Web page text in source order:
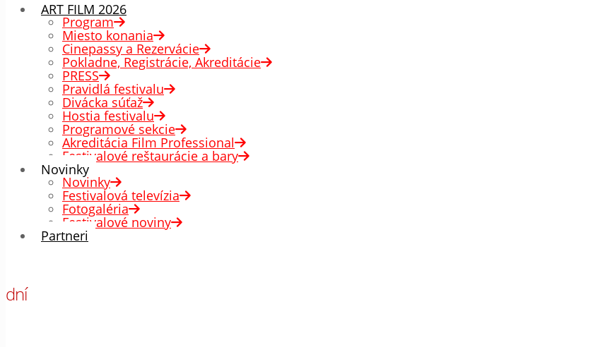
ART FILM 2026
Program
Miesto konania
Cinepassy a Rezervácie
Pokladne, Registrácie, Akreditácie
PRESS
Pravidlá festivalu
Divácka súťaž
Hostia festivalu
Programové sekcie
Akreditácia Film Professional
Festivalové reštaurácie a bary
Novinky
Novinky
Festivalová televízia
Fotogaléria
Festivalové noviny
Partneri
dní